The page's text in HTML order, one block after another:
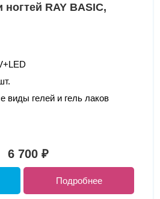
RAY BASIС,
виды гелей и гель лаков
6 700 ₽
Подробнее